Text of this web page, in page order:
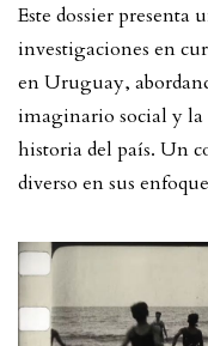
Este dossier presenta
investigaciones en
en Uruguay,
imaginario social y la
historia del país. Un
diverso en sus